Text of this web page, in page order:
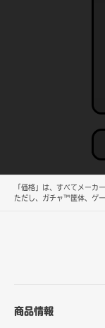
「価格」は、すべてメー
ただし、ガチャ™筐体、ゲ
商品情報